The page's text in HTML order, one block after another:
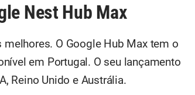
Nest Hub Max
O Google Hub Max tem o
em Portugal. O seu lançamento
Reino Unido e Austrália.